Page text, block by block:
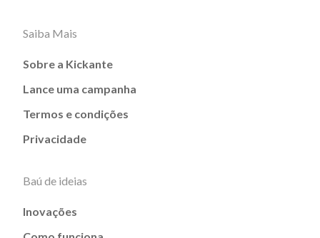
Saiba Mais
Sobre a Kickante
Lance uma campanha
Termos e condições
Privacidade
Baú de ideias
Inovações